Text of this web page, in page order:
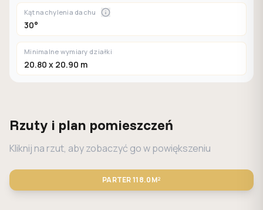
Kąt nachylenia dachu
30°
Minimalne wymiary działki
20.80 x 20.90 m
Rzuty i plan pomieszczeń
Kliknij na rzut, aby zobaczyć go w powiększeniu
PARTER118.0M²